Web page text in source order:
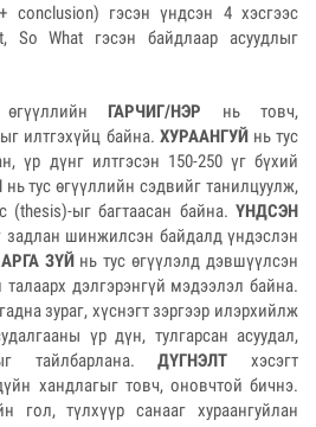
conclusion) гэсэн үндсэн 4 хэсгээс
So What гэсэн байдлаар асуудлыг
ГАРЧИГ/НЭР нь товч,
илтгэхүйц байна. ХУРААНГУЙнь тус
үр дүнг илтгэсэн 150-250 үг бүхий
нь тус өгүүллийн сэдвийг танилцуулж,
(thesis)-ыг багтаасан байна. ҮНДСЭН
задлан шинжилсэн байдалд үндэслэн
АРГА ЗҮЙ нь тус өгүүлэлд дэвшүүлсэн
талаарх дэлгэрэнгүй мэдээлэл байна.
зураг, хүснэгт зэргээр илэрхийлж
үр дүн, тулгарсан асуудал,
тайлбарлана.ДҮГНЭЛТ хэсэгт
хандлагыг товч, оновчтой бичнэ.
гол, түлхүүр санааг хураангуйлан